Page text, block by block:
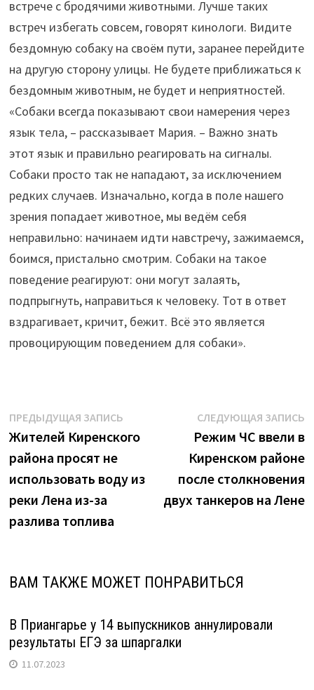
встрече с бродячими животными. Лучше таких
встреч избегать совсем, говорят кинологи. Видите
бездомную собаку на своём пути, заранее перейдите
на другую сторону улицы. Не будете приближаться к
бездомным животным, не будет и неприятностей.
«Собаки всегда показывают свои намерения через
язык тела, – рассказывает Мария. – Важно знать
этот язык и правильно реагировать на сигналы.
Собаки просто так не нападают, за исключением
редких случаев. Изначально, когда в поле нашего
зрения попадает животное, мы ведём себя
неправильно: начинаем идти навстречу, зажимаемся,
боимся, пристально смотрим. Собаки на такое
поведение реагируют: они могут залаять,
подпрыгнуть, направиться к человеку. Тот в ответ
вздрагивает, кричит, бежит. Всё это является
провоцирующим поведением для собаки».
Навигация
по
записям
ПРЕДЫДУЩАЯ ЗАПИСЬПредыдущая
запись:
Жителей Киренского
района просят не
использовать воду из
реки Лена из-за
разлива топлива
СЛЕДУЮЩАЯ ЗАПИСЬ
Режим ЧС ввели в
Киренском районе
после столкновения
двух танкеров на Лене
ВАМ ТАКЖЕ МОЖЕТ ПОНРАВИТЬСЯ
В Приангарье у 14 выпускников аннулировали
результаты ЕГЭ за шпаргалки
11.07.2023